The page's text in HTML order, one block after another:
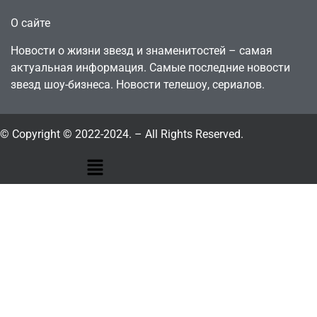
О сайте
Новости о жизни звезд и знаменитостей – самая
актуальная информация. Самые последние новости
звезд шоу-бизнеса. Новости телешоу, сериалов.
© Copyright © 2022-2024. – All Rights Reserved.